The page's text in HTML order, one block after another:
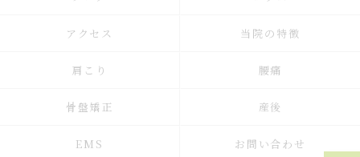
アクセス 当院の特徴
肩こり 腰痛
骨盤矯正 産後
EMS お問い合わせ